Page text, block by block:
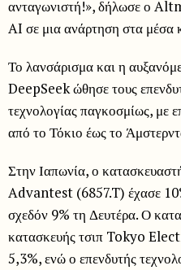
ανταγωνιστή!», δήλωσε ο
AI σε μια ανάρτηση στα μέσα
Το λανσάρισμα και η
DeepSeek ώθησε τους
τεχνολογίας παγκοσμίως, με
από το Τόκιο έως το
Στην Ιαπωνία, ο
Advantest (6857.T) έχασε
σχεδόν 9% τη Δευτέρα. Ο
κατασκευής τσιπ Tokyo
5,3%, ενώ ο επενδυτής